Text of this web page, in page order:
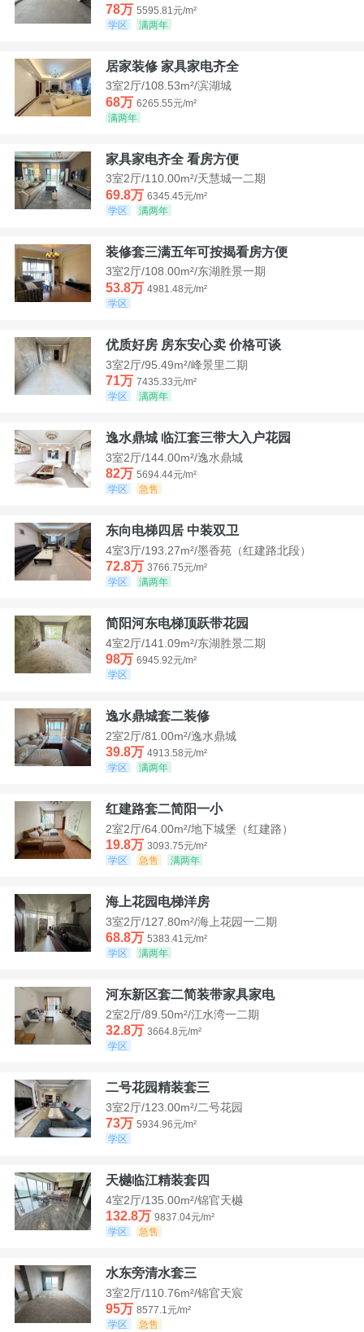
78万 5595.81元/m²
学区
满两年
居家装修 家具家电齐全
3室2厅/108.53m²/滨湖城
68万 6265.55元/m²
满两年
家具家电齐全 看房方便
3室2厅/110.00m²/天慧城一二期
69.8万 6345.45元/m²
学区
满两年
装修套三满五年可按揭看房方便
3室2厅/108.00m²/东湖胜景一期
53.8万 4981.48元/m²
学区
优质好房 房东安心卖 价格可谈
3室2厅/95.49m²/峰景里二期
71万 7435.33元/m²
学区
满两年
逸水鼎城 临江套三带大入户花园
3室2厅/144.00m²/逸水鼎城
82万 5694.44元/m²
学区
急售
东向电梯四居 中装双卫
4室3厅/193.27m²/墨香苑（红建路北段）
72.8万 3766.75元/m²
学区
满两年
简阳河东电梯顶跃带花园
4室2厅/141.09m²/东湖胜景二期
98万 6945.92元/m²
学区
逸水鼎城套二装修
2室2厅/81.00m²/逸水鼎城
39.8万 4913.58元/m²
学区
满两年
红建路套二简阳一小
2室2厅/64.00m²/地下城堡（红建路）
19.8万 3093.75元/m²
学区
急售 满两年
海上花园电梯洋房
3室2厅/127.80m²/海上花园一二期
68.8万 5383.41元/m²
学区
满两年
河东新区套二简装带家具家电
2室2厅/89.50m²/江水湾一二期
32.8万 3664.8元/m²
学区
二号花园精装套三
3室2厅/123.00m²/二号花园
73万 5934.96元/m²
学区
天樾临江精装套四
4室2厅/135.00m²/锦官天樾
132.8万 9837.04元/m²
学区
急售
水东旁清水套三
3室2厅/110.76m²/锦官天宸
95万 8577.1元/m²
学区
急售